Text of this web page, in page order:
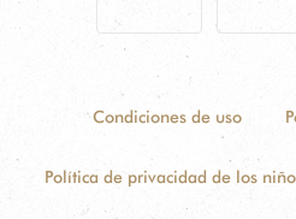
Condiciones de uso
Política de privacidad de los